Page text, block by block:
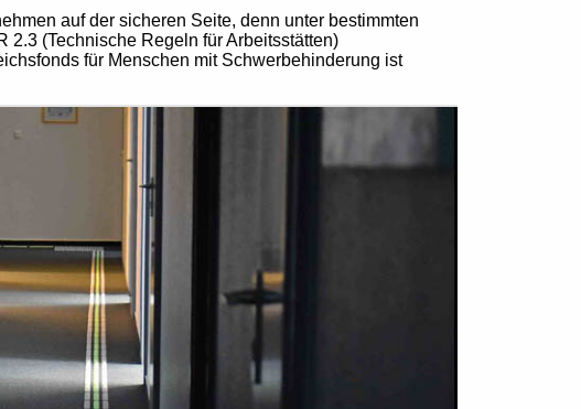
auf der sicheren Seite, denn unter bestimmten
(Technische Regeln für Arbeitsstätten)
für Menschen mit Schwerbehinderung ist